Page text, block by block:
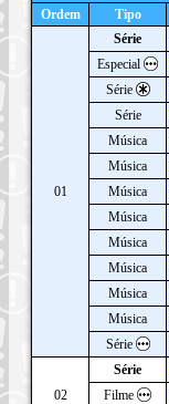
Ordem
Tipo
01
Série
Especial
Série
Série
Música
Música
Música
Música
Música
Música
Música
Música
Série
02
Série
Filme